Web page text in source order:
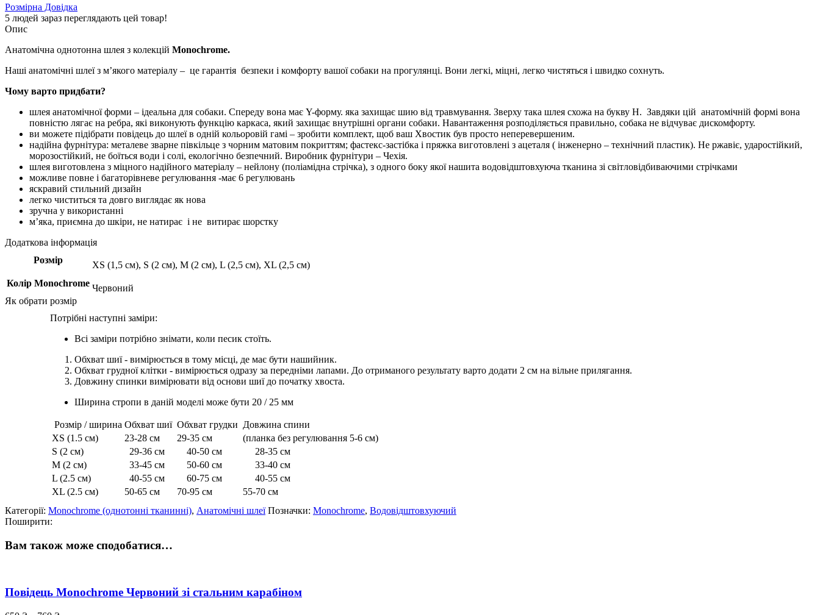
Розмірна Довідка
5 людей зараз переглядають цей товар!
Опис
Анатомічна однотонна шлея з колекцій Monochrome.
Наші анатомічні шлеї з м’якого матеріалу – це гарантія безпеки і комфорту вашої собаки на прогулянці. Вони легкі, міцні, легко чистяться і швидко сохнуть.
Чому варто придбати?
шлея анатомічної форми – ідеальна для собаки. Спереду вона має Y-форму. яка захищає шию від травмування. Зверху така шлея схожа на букву H. Завдяки цій анатомічній формі вона
повністю лягає на ребра, які виконують функцію каркаса, який захищає внутрішні органи собаки. Навантаження розподіляється правильно, собака не відчуває дискомфорту.
ви можете підібрати повідець до шлеї в одній кольоровій гамі – зробити комплект, щоб ваш Хвостик був просто неперевершеним.
надійна фурнітура: металеве зварне півкільце з чорним матовим покриттям; фастекс-застібка і пряжка виготовлені з ацеталя ( інженерно – технічний пластик). Не ржавіє, ударостійкий,
морозостійкий, не боїться води і солі, екологічно безпечний. Виробник фурнітури – Чехія.
шлея виготовлена з міцного надійного матеріалу – нейлону (поліамідна стрічка), з одного боку якої нашита водовідштовхуюча тканина зі світловідбиваючими стрічками
можливе повне і багаторівневе регулювання -має 6 регулювань
яскравий стильний дизайн
легко чиститься та довго виглядає як нова
зручна у використанні
м’яка, приємна до шкіри, не натирає і не витирає шорстку
Додаткова інформація
Розмір
XS (1,5 см), S (2 см), M (2 см), L (2,5 см), XL (2,5 см)
Колір Monochrome Червоний
Як обрати розмір
Потрібні наступні заміри:
Всі заміри потрібно знімати, коли песик стоїть.
Обхват шиї - вимірюється в тому місці, де має бути нашийник.
Обхват грудної клітки - вимірюється одразу за передніми лапами. До отриманого результату варто додати 2 см на вільне прилягання.
Довжину спинки вимірювати від основи шиї до початку хвоста.
Ширина стропи в даній моделі може бути 20 / 25 мм
Розмір / ширина Обхват шиї Обхват грудки Довжина спини
XS (1.5 см)
23-28 см 29-35 см
(планка без регулювання 5-6 см)
S (2 см)
29-36 см 40-50 см
28-35 см
M (2 см)
33-45 см 50-60 см
33-40 см
L (2.5 см)
40-55 см 60-75 см
40-55 см
XL (2.5 см)
50-65 см 70-95 см
55-70 см
Категорії: Monochrome (однотонні тканинні), Анатомічні шлеї Позначки: Monochrome, Водовідштовхуючий
Поширити:
Вам також може сподобатися…
Повідець Monochrome Червоний зі стальним карабіном